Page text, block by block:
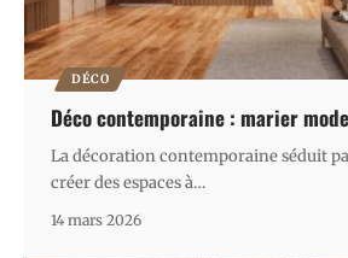
DÉCO
Déco contemporaine : marier
La décoration contemporaine séduit
créer des espaces à…
14 mars 2026